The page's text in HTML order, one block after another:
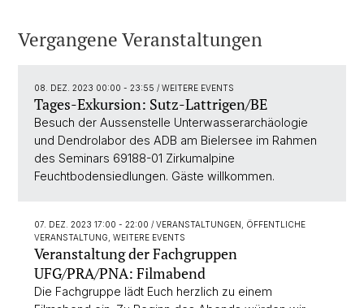
Vergangene Veranstaltungen
08. DEZ. 2023 00:00 - 23:55 / WEITERE EVENTS
Tages-Exkursion: Sutz-Lattrigen/BE
Besuch der Aussenstelle Unterwasserarchäologie
und Dendrolabor des ADB am Bielersee im Rahmen
des Seminars 69188-01 Zirkumalpine
Feuchtbodensiedlungen. Gäste willkommen.
07. DEZ. 2023 17:00 - 22:00 / VERANSTALTUNGEN, ÖFFENTLICHE
VERANSTALTUNG, WEITERE EVENTS
Veranstaltung der Fachgruppen
UFG/PRA/PNA: Filmabend
Die Fachgruppe lädt Euch herzlich zu einem